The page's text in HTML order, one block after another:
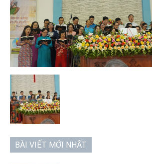
BÀI VIẾT MỚI NHẤT